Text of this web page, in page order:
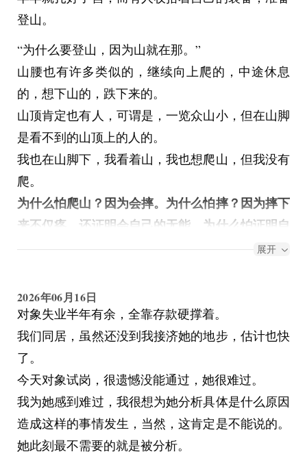
终于，我遇见了别的东西——在路灯下，一位很像
一样的背影，一样的看不清的脸，但又有些不一
样，缺少了些什么。
她蹲在那，转头看向了我，站了起来，身体摇摇晃
晃的。
她下一步也许该往前走了。
但没有，依旧站在那，身体依旧摇摇晃晃。
问她去了哪？可我好像不在意。问她怎么了？可我
好像也不在乎。我没有说话，说了也是谎话连篇。
她说：“我....要把他们都打败....”
我说：“我会一直都——”
这次她没有消失，我也没有说完。
登山。
“为什么要登山，因为山就在那。”
山腰也有许多类似的，继续向上爬的，中途休息
的，想下山的，跌下来的。
山顶肯定也有人，可谓是，一览众山小，但在山脚
是看不到的山顶上的人的。
我也在山脚下，我看着山，我也想爬山，但我没有
爬。
为什么怕爬山？因为会摔。为什么怕摔？因为摔下
来不仅疼，还证明会自己的无能。为什么怕证明自
己无能？因为那样做连“我其实可以但我没做”的幻
万一真有了盼头，万一真爬上去看到了什么，那我
现在的安逸日子就彻底完蛋了。我宁可麻木地知道
自己什么都没做，也不敢知道自己做了然后失败。
或许这就是“平庸”吧？
想到山，我又想到一首歌——《ローリンガール》
（翻滚少女）。
歌里的内容并没有讲到山，讲的是一位不断翻滚，
不断失败，不断尝试的少女的故事。
展开
2026年06月16日
对象失业半年有余，全靠存款硬撑着。
我们同居，虽然还没到我接济她的地步，估计也快
了。
今天对象试岗，很遗憾没能通过，她很难过。
我为她感到难过，我很想为她分析具体是什么原因
造成这样的事情发生，当然，这肯定是不能说的。
她此刻最不需要的就是被分析。